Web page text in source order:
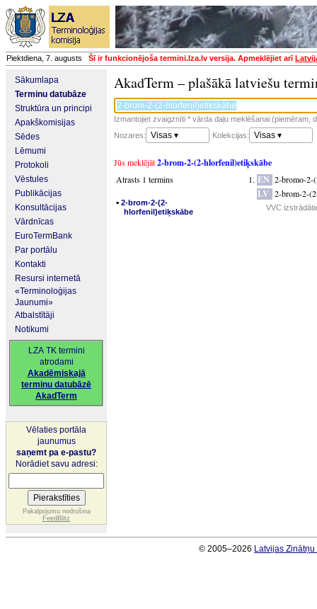
Piektdiena, 7. augusts Šī ir funkcionējoša termini.lza.lv versija. Apmeklējiet arī
Sākumlapa
Terminu datubāze
Struktūra un principi
Apakškomisijas
Sēdes
Lēmumi
Protokoli
Vēstules
Publikācijas
Konsultācijas
Vārdnīcas
EuroTermBank
Par portālu
Kontakti
Resursi internetā
«Terminoloģijas
Jaunumi»
Atbalstītāji
Notikumi
LZA TK termini
atrodami
Akadēmiskajā
terminu datubāzē
AkadTerm
Vēlaties portāla
jaunumus
saņemt pa e-pastu?
Norādiet savu adresi:
Pakalpojumu nodrošina
FeedBlitz
AkadTerm – plašākā latviešu
Izmantojiet zvaigznīti * vārda daļu meklēšanai (piemēram,
Nozares:
Visas ▾ Kolekcijas: Visas ▾
Jūs meklējāt2-brom-2-(2-hlorfenil)etiķskābe
Atrasts 1 termins
▪ 2-brom-2-(2-
hlorfenil)etiķskābe
EN 2-bromo-2-
LV 2-brom-2-
VVC
© 2005–2026 Latvijas